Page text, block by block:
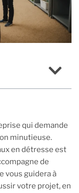
qui demande
minutieuse.
en détresse est
de
vous guidera à
votre projet, en